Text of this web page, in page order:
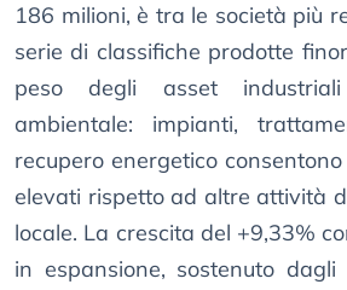
186 milioni, è tra le società più
serie di classifiche prodotte
peso degli asset
ambientale: impianti,
recupero energetico
elevati rispetto ad altre attività
locale. La crescita del +9,33%
in espansione, sostenuto dagli